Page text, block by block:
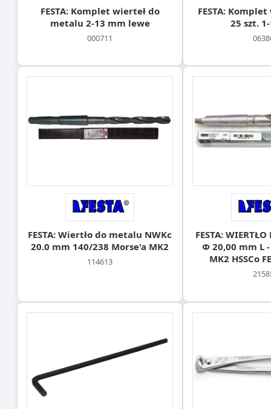
FESTA: Komplet wierteł do
metalu 2-13 mm lewe
000711
FESTA: Komplet
25 szt.
FESTA: Wiertło do metalu NWKc
20.0 mm 140/238 Morse'a MK2
114613
FESTA:
Φ 20,00 mm L
MK2 HSSCo